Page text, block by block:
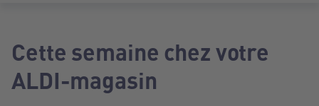
Cette semaine chez votre
ALDI-magasin